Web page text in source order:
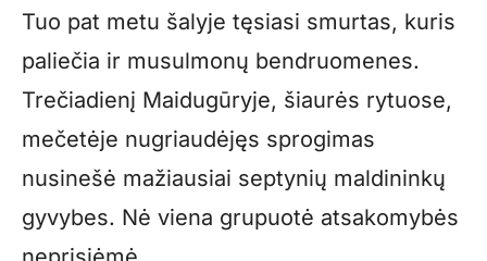
Tuo pat metu šalyje tęsiasi smurtas, kuris
paliečia ir musulmonų bendruomenes.
Trečiadienį Maidugūryje, šiaurės rytuose,
mečetėje nugriaudėjęs sprogimas
nusinešė mažiausiai septynių maldininkų
gyvybes. Nė viena grupuotė atsakomybės